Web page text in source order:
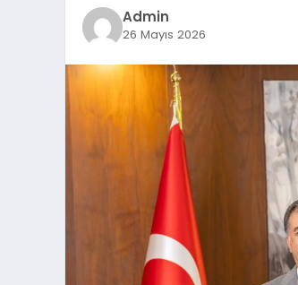
Admin
26 Mayıs 2026